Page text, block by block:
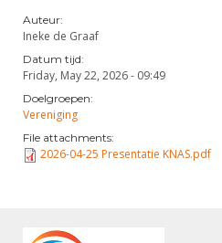
Auteur:
Ineke de Graaf
Datum tijd:
Friday, May 22, 2026 - 09:49
Doelgroepen:
Vereniging
File attachments:
2026-04-25 Presentatie KNAS.pdf